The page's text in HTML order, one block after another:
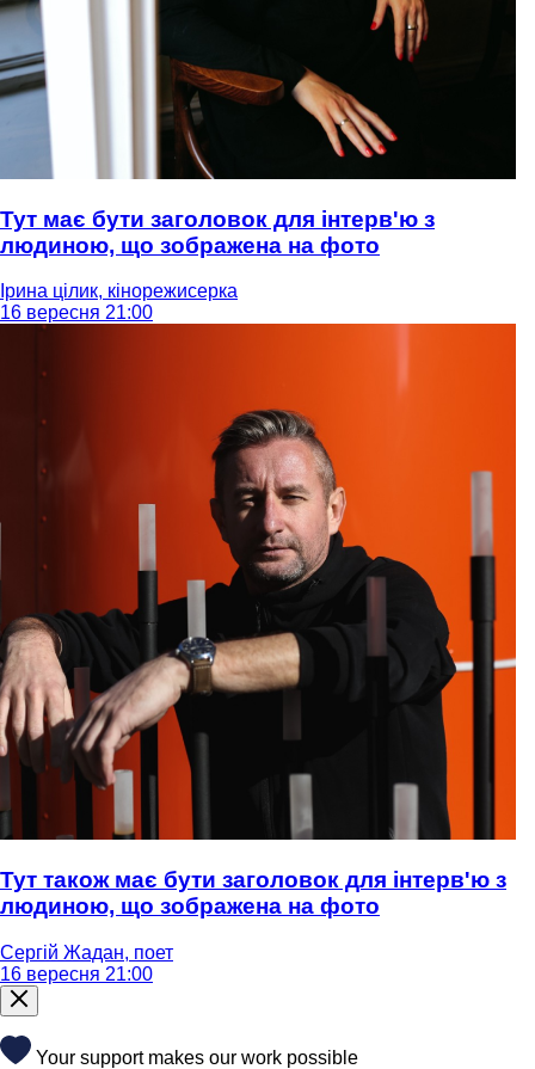
Тут має бути заголовок для інтерв'ю з
людиною, що зображена на фото
Ірина цілик, кінорежисерка
16 вересня 21:00
Тут також має бути заголовок для інтерв'ю з
людиною, що зображена на фото
Сергій Жадан, поет
16 вересня 21:00
Your support makes our work possible